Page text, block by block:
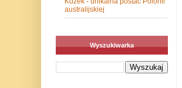
australijskiej
Wyszukiwarka